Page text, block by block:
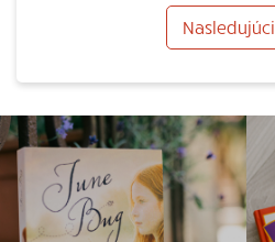
Nasledujúci